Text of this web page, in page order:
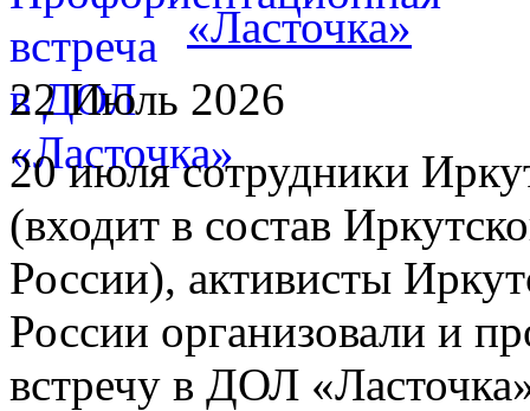
«Ласточка»
22 Июль 2026
20 июля сотрудники
(входит в состав
России), активисты
России организовали и
встречу в ДОЛ